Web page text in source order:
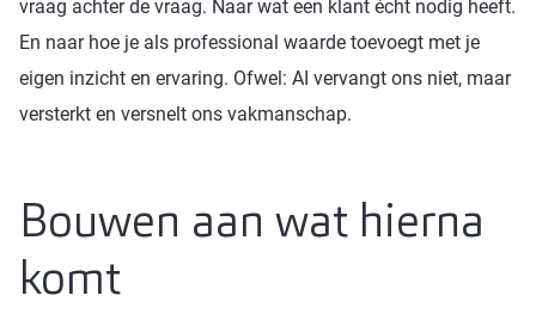
vraag achter de vraag. Naar wat een klant écht nodig heeft.
En naar hoe je als professional waarde toevoegt met je
eigen inzicht en ervaring. Ofwel: AI vervangt ons niet, maar
versterkt en versnelt ons vakmanschap.
Bouwen aan wat hierna
komt